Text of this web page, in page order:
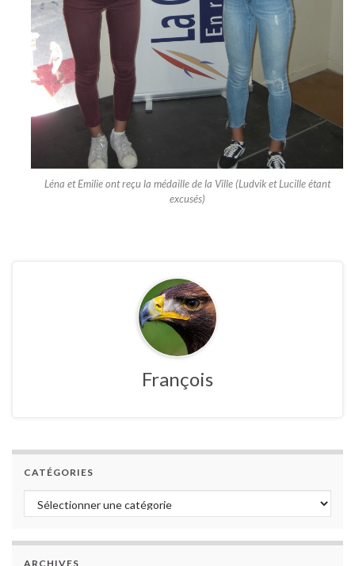
Léna et Emilie ont reçu la médaille de la Ville (Ludvik et Lucille étant
excusés)
François
CATÉGORIES
Catégories
ARCHIVES